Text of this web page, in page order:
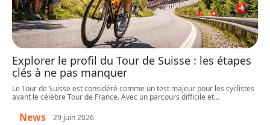
Explorer le profil du Tour de Suisse : les étapes
clés à ne pas manquer
Le Tour de Suisse est considéré comme un test majeur pour les cyclistes
avant le célèbre Tour de France. Avec un parcours difficile et…
News 29 juin 2026